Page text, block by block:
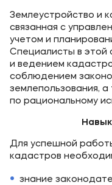
Землеустройство и
связанная с
учетом и
Специалисты в этой
и ведением
соблюдением
землепользования,
по рациональному
Для успешной
кадастров
знание